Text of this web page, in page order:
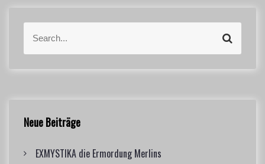
a
r
o
:
S
r
Neue Beiträge
EXMYSTIKA die Ermordung Merlins